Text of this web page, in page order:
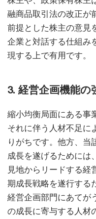
融商品取引法の改正が
前提とした株主の意見
企業と対話する仕組み
現する上で有用です。
3. 経営企画機能の
縮小均衡局面にある事
それに伴う人材不足に
りがちです。他方、当
成長を遂げるためには
見地からリードする経
期成長戦略を遂行する
経営企画部門にあてが
の成長に寄与する人材